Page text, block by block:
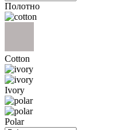
Полотно
Cotton
Ivory
Polar